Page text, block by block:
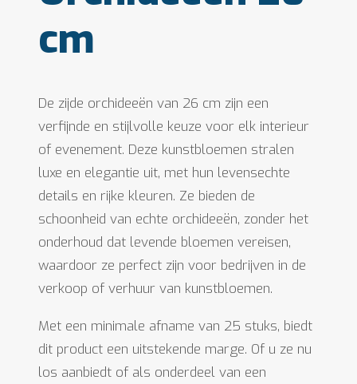
cm
De zijde orchideeën van 26 cm zijn een
verfijnde en stijlvolle keuze voor elk interieur
of evenement. Deze kunstbloemen stralen
luxe en elegantie uit, met hun levensechte
details en rijke kleuren. Ze bieden de
schoonheid van echte orchideeën, zonder het
onderhoud dat levende bloemen vereisen,
waardoor ze perfect zijn voor bedrijven in de
verkoop of verhuur van kunstbloemen.
Met een minimale afname van 25 stuks, biedt
dit product een uitstekende marge. Of u ze nu
los aanbiedt of als onderdeel van een